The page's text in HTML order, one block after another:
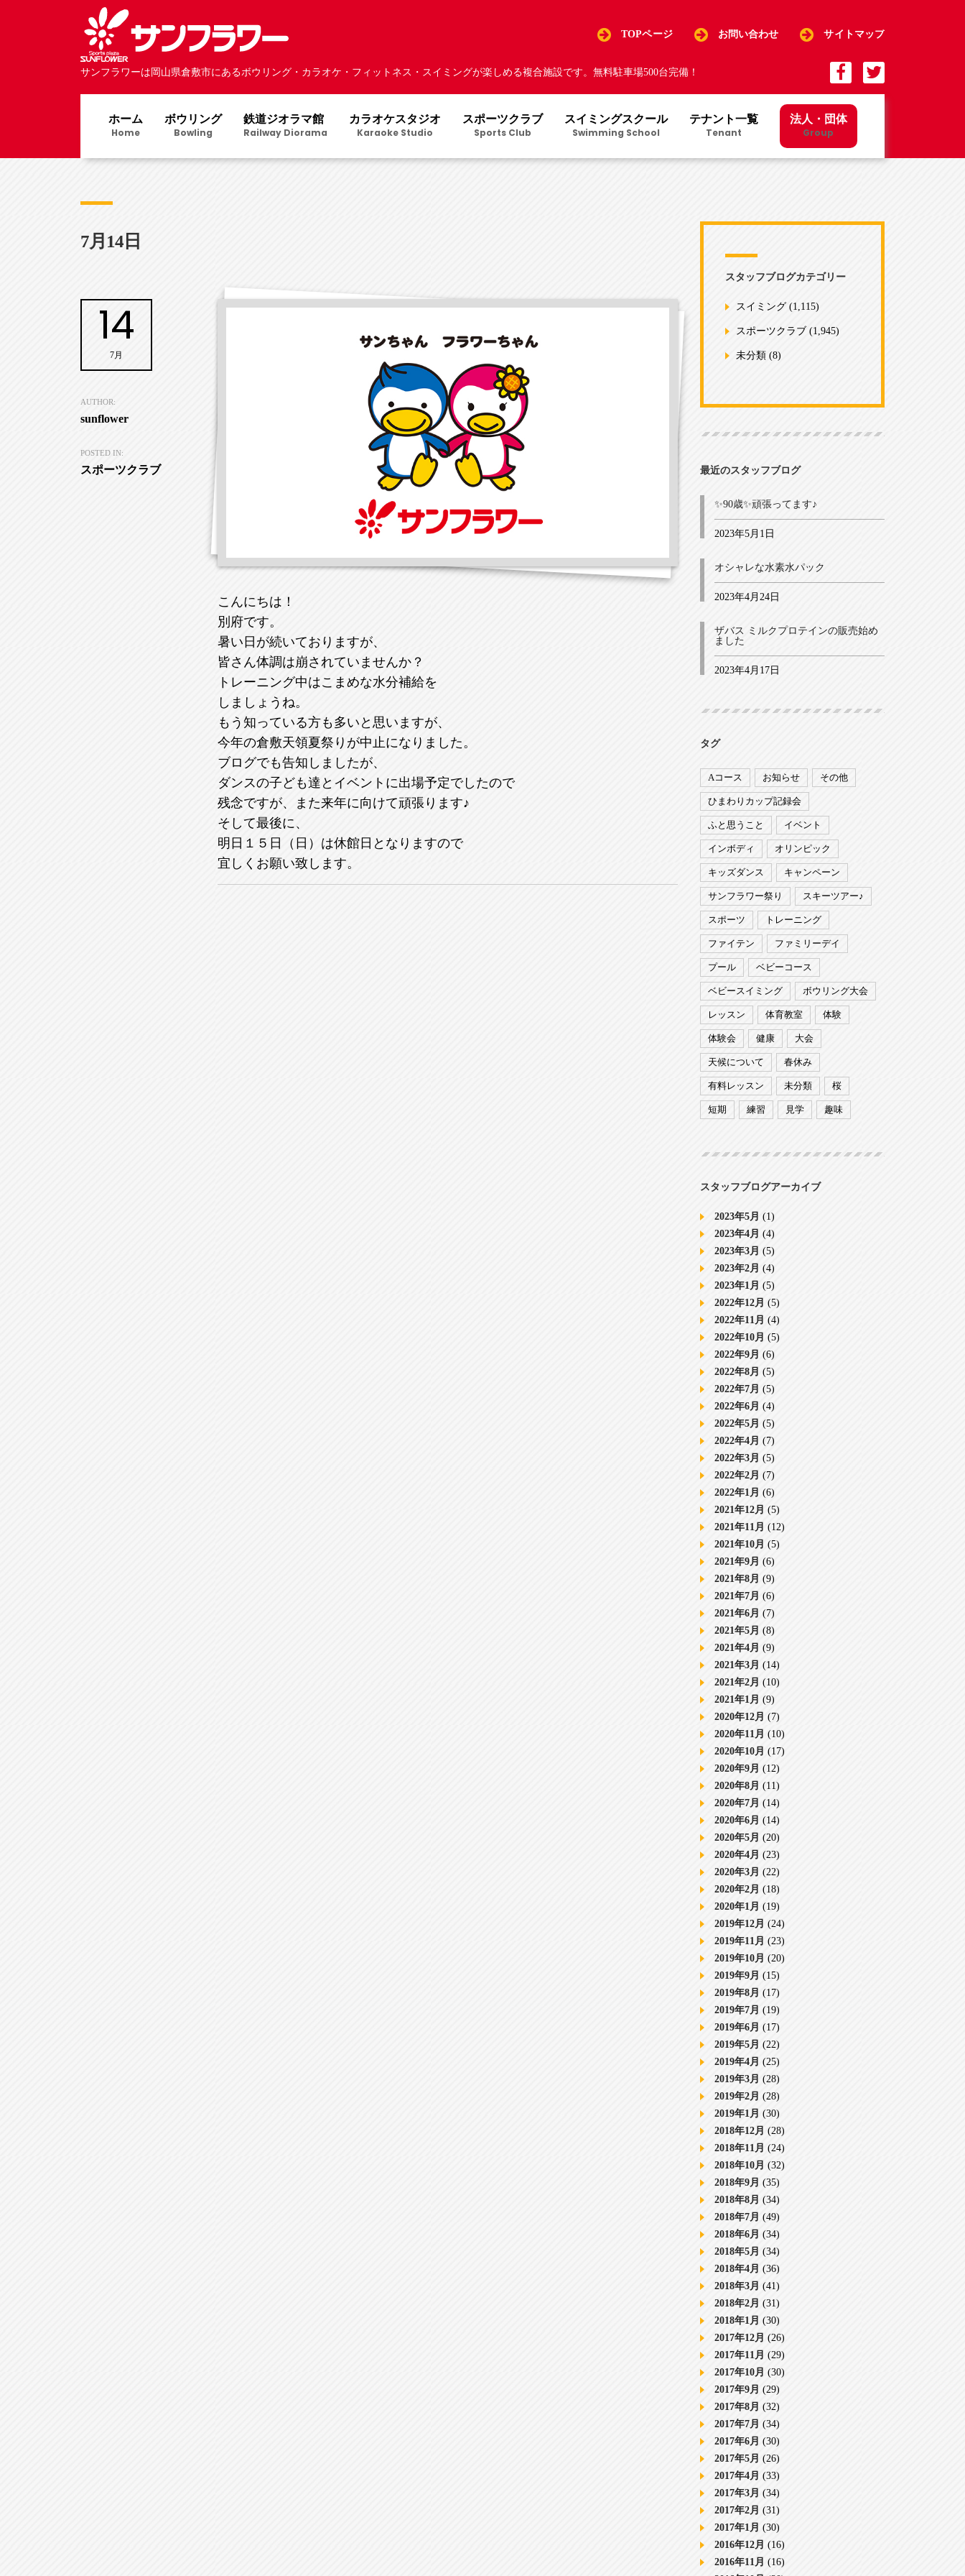
TOPページ お問い合わせ サイトマップ
サンフラワーは岡山県倉敷市にあるボウリング・カラオケ・フィットネス・スイミングが楽しめる複合施設です。無料駐車場500台完備！
ホーム
Home
ボウリング
Bowling
鉄道ジオラマ館
Railway Diorama
カラオケスタジオ
Karaoke Studio
スポーツクラブ
Sports Club
スイミングスクール
Swimming School
テナント一覧
Tenant
法人・団体
Group
7月14日
14
7月
AUTHOR:
sunflower
POSTED IN:
スポーツクラブ
こんにちは！
別府です。
暑い日が続いておりますが、
皆さん体調は崩されていませんか？
トレーニング中はこまめな水分補給を
しましょうね。
もう知っている方も多いと思いますが、
今年の倉敷天領夏祭りが中止になりました。
ブログでも告知しましたが、
ダンスの子ども達とイベントに出場予定でしたので
残念ですが、また来年に向けて頑張ります♪
そして最後に、
明日１５日（日）は休館日となりますので
宜しくお願い致します。
スタッフブログカテゴリー
スイミング(1,115)
スポーツクラブ (1,945)
未分類(8)
最近のスタッフブログ
✨90歳✨頑張ってます♪
2023年5月1日
オシャレな水素水パック
2023年4月24日
ザバス ミルクプロテインの販売始め
ました
2023年4月17日
タグ
Aコース お知らせ その他
ひまわりカップ記録会
ふと思うこと イベント
インボディ オリンピック
キッズダンス キャンペーン
サンフラワー祭り スキーツアー♪
スポーツ トレーニング
ファイテン ファミリーデイ
プール ベビーコース
ベビースイミング ボウリング大会
レッスン 体育教室 体験
体験会 健康 大会
天候について 春休み
有料レッスン 未分類 桜
短期 練習 見学 趣味
スタッフブログアーカイブ
2023年5月 (1)
2023年4月 (4)
2023年3月 (5)
2023年2月 (4)
2023年1月 (5)
2022年12月 (5)
2022年11月 (4)
2022年10月 (5)
2022年9月 (6)
2022年8月 (5)
2022年7月 (5)
2022年6月 (4)
2022年5月 (5)
2022年4月 (7)
2022年3月 (5)
2022年2月 (7)
2022年1月 (6)
2021年12月 (5)
2021年11月 (12)
2021年10月 (5)
2021年9月 (6)
2021年8月 (9)
2021年7月 (6)
2021年6月 (7)
2021年5月 (8)
2021年4月 (9)
2021年3月 (14)
2021年2月 (10)
2021年1月 (9)
2020年12月 (7)
2020年11月 (10)
2020年10月 (17)
2020年9月 (12)
2020年8月 (11)
2020年7月 (14)
2020年6月 (14)
2020年5月 (20)
2020年4月 (23)
2020年3月 (22)
2020年2月 (18)
2020年1月 (19)
2019年12月 (24)
2019年11月 (23)
2019年10月 (20)
2019年9月 (15)
2019年8月 (17)
2019年7月 (19)
2019年6月 (17)
2019年5月 (22)
2019年4月 (25)
2019年3月 (28)
2019年2月 (28)
2019年1月 (30)
2018年12月 (28)
2018年11月 (24)
2018年10月 (32)
2018年9月 (35)
2018年8月 (34)
2018年7月 (49)
2018年6月 (34)
2018年5月 (34)
2018年4月 (36)
2018年3月 (41)
2018年2月 (31)
2018年1月 (30)
2017年12月 (26)
2017年11月 (29)
2017年10月 (30)
2017年9月 (29)
2017年8月 (32)
2017年7月 (34)
2017年6月 (30)
2017年5月 (26)
2017年4月 (33)
2017年3月 (34)
2017年2月 (31)
2017年1月 (30)
2016年12月 (16)
2016年11月 (16)